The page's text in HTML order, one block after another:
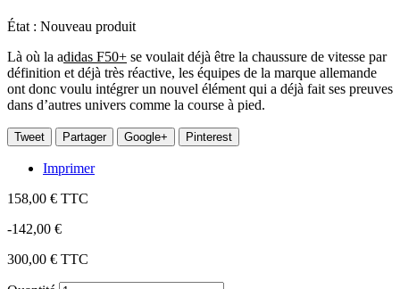
État : Nouveau produit
Là où la adidas F50+ se voulait déjà être la chaussure de vitesse par
définition et déjà très réactive, les équipes de la marque allemande
ont donc voulu intégrer un nouvel élément qui a déjà fait ses preuves
dans d’autres univers comme la course à pied.
Tweet Partager Google+ Pinterest
Imprimer
158,00 € TTC
-142,00 €
300,00 € TTC